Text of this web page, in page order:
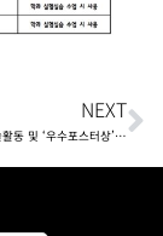
NEXT
‘한국농약과학회’ 학술활동 및 ‘우수포스터상’ 수상